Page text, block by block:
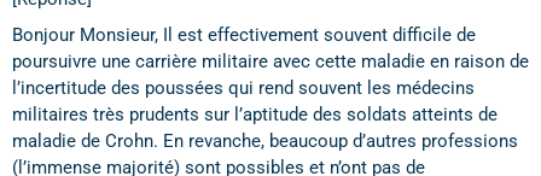
Bonjour Monsieur, Il est effectivement souvent difficile de
poursuivre une carrière militaire avec cette maladie en raison de
l’incertitude des poussées qui rend souvent les médecins
militaires très prudents sur l’aptitude des soldats atteints de
maladie de Crohn. En revanche, beaucoup d’autres professions
(l’immense majorité) sont possibles et n’ont pas de